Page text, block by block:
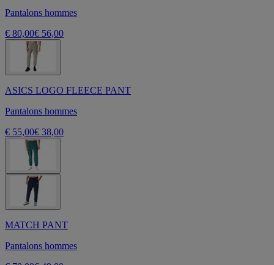
Pantalons hommes
€ 80,00€ 56,00
ASICS LOGO FLEECE PANT
Pantalons hommes
€ 55,00€ 38,00
MATCH PANT
Pantalons hommes